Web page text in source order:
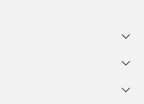
deinen Räumen durch
erscheinen